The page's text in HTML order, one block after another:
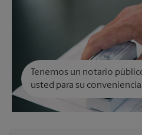
Tenemos un notario
usted para su conveniencia.